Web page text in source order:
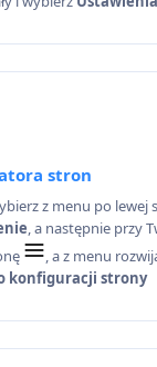
stron
z menu po lewej
, a następnie przy
, a z menu
konfiguracji strony